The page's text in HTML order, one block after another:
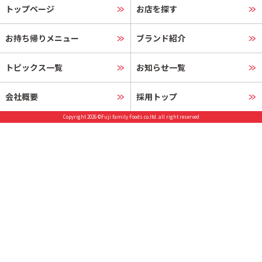
トップページ お店を探す
お持ち帰りメニュー ブランド紹介
トピックス一覧 お知らせ一覧
会社概要 採用トップ
Copyright 2026 ©Fuji family Foods co.ltd. all right reserved